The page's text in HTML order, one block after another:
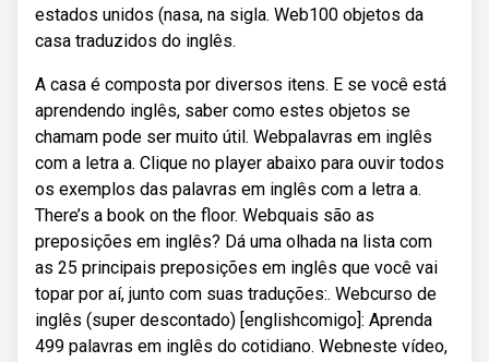
estados unidos (nasa, na sigla. Web100 objetos da
casa traduzidos do inglês.
A casa é composta por diversos itens. E se você está
aprendendo inglês, saber como estes objetos se
chamam pode ser muito útil. Webpalavras em inglês
com a letra a. Clique no player abaixo para ouvir todos
os exemplos das palavras em inglês com a letra a.
There’s a book on the floor. Webquais são as
preposições em inglês? Dá uma olhada na lista com
as 25 principais preposições em inglês que você vai
topar por aí, junto com suas traduções:. Webcurso de
inglês (super descontado) [englishcomigo]: Aprenda
499 palavras em inglês do cotidiano. Webneste vídeo,